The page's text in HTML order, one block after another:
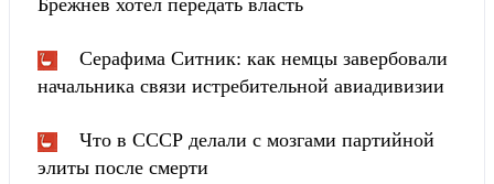
Брежнев хотел передать власть
Серафима Ситник: как немцы завербовали
начальника связи истребительной авиадивизии
Что в СССР делали с мозгами партийной
элиты после смерти